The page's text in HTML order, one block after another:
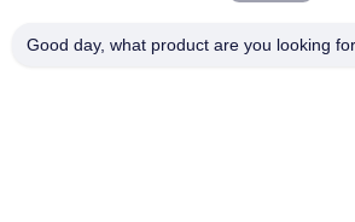
Good day, what product are you looking